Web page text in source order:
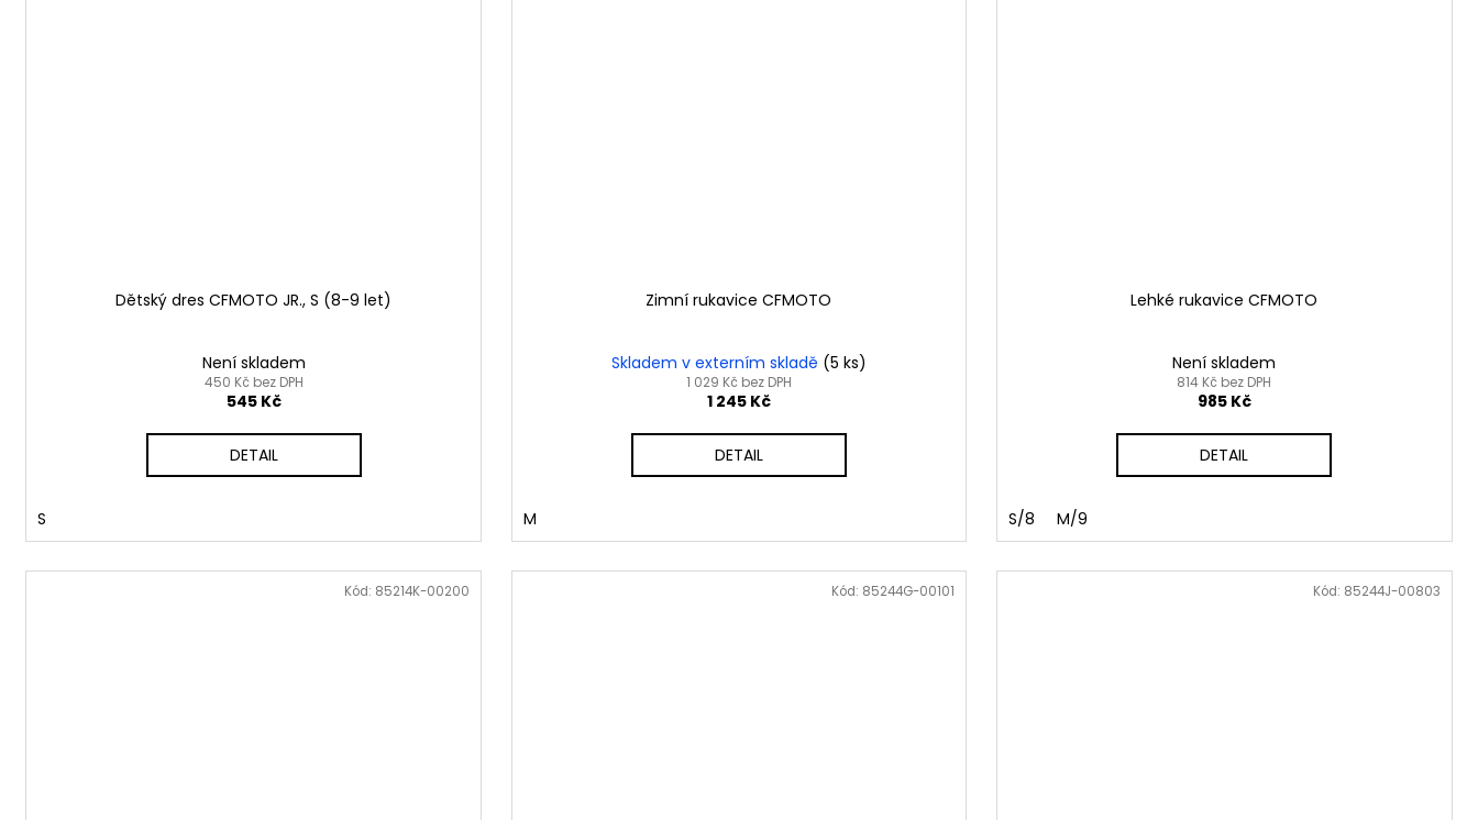
Dětský dres CFMOTO JR., S (8-9 let)
Není skladem
450 Kč bez DPH
545 Kč
DETAIL
S
Zimní rukavice CFMOTO
Skladem v externím skladě (5 ks)
1 029 Kč bez DPH
1 245 Kč
DETAIL
M
Lehké rukavice CFMOTO
Není skladem
814 Kč bez DPH
985 Kč
DETAIL
S/8 M/9
Kód: 85214K-00200 Kód: 85244G-00101 Kód: 85244J-00803